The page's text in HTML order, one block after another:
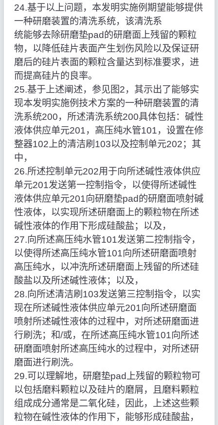
24.基于以上问题，本发明实施例期望能够提供
一种研磨装置的清洗系统，该清洗系
统能够去除研磨垫pad的研磨面上残留的颗粒
物，以降低硅片表面产生划伤风险以及保证研
磨后的硅片表面的颗粒含量达到标准要求，进
而提高硅片的良率。
25.基于上述阐述，参见图2，其示出了能够实
现本发明实施例技术方案的一种研磨装置的清
洗系统200，所述清洗系统200具体包括：碱性
液体供应单元201，高压纯水管101，设置在修
整器102上的清洁刷103以及控制单元202；其
中，
26.所述控制单元202用于向所述碱性液体供应
单元201发送第一控制指令，以使得所述碱性
液体供应单元201向研磨垫pad的研磨面喷射碱
性液体，以实现所述研磨面上的颗粒物在所述
碱性液体的作用下形成硅酸盐；以及，
27.向所述高压纯水管101发送第二控制指令，
以使得所述高压纯水管101向所述研磨面喷射
高压纯水，以冲洗所述研磨面上残留的所述硅
酸盐以及所述碱性液体；以及，
28.向所述清洁刷103发送第三控制指令，以实
现在所述碱性液体供应单元201向所述研磨面
喷射所述碱性液体的过程中，对所述研磨面进
行刷洗；和/或，在所述高压纯水管101向所述
研磨面喷射所述高压纯水的过程中，对所述研
磨面进行刷洗。
29.可以理解地，研磨垫pad上残留的颗粒物可
以包括磨料颗粒以及硅片的磨屑，且磨料颗粒
组成成分通常是二氧化硅，因此，上述这些颗
粒物在碱性液体的作用下，能够形成硅酸盐，